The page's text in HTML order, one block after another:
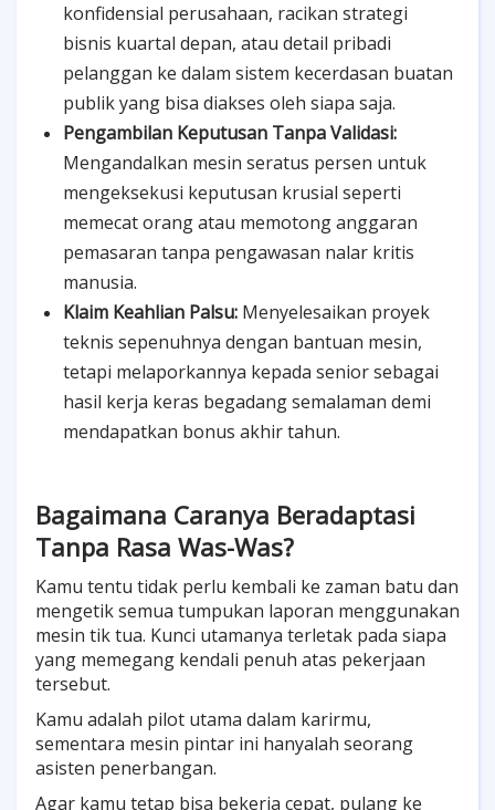
konfidensial perusahaan, racikan strategi
bisnis kuartal depan, atau detail pribadi
pelanggan ke dalam sistem kecerdasan buatan
publik yang bisa diakses oleh siapa saja.
Pengambilan Keputusan Tanpa Validasi:
Mengandalkan mesin seratus persen untuk
mengeksekusi keputusan krusial seperti
memecat orang atau memotong anggaran
pemasaran tanpa pengawasan nalar kritis
manusia.
Klaim Keahlian Palsu: Menyelesaikan proyek
teknis sepenuhnya dengan bantuan mesin,
tetapi melaporkannya kepada senior sebagai
hasil kerja keras begadang semalaman demi
mendapatkan bonus akhir tahun.
Bagaimana Caranya Beradaptasi
Tanpa Rasa Was-Was?
Kamu tentu tidak perlu kembali ke zaman batu dan
mengetik semua tumpukan laporan menggunakan
mesin tik tua. Kunci utamanya terletak pada siapa
yang memegang kendali penuh atas pekerjaan
tersebut.
Kamu adalah pilot utama dalam karirmu,
sementara mesin pintar ini hanyalah seorang
asisten penerbangan.
Agar kamu tetap bisa bekerja cepat, pulang ke